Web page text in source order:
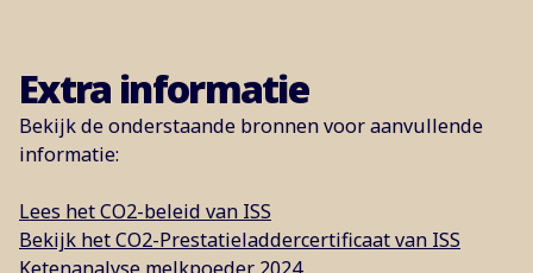
Extra informatie
Bekijk de onderstaande bronnen voor aanvullende
informatie:
Lees het CO2-beleid van ISS
Bekijk het CO2-Prestatieladdercertificaat van ISS